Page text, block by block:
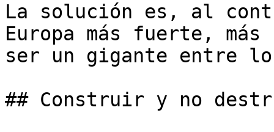
La solución es, al
Europa más fuerte,
ser un gigante entre
## Construir y no